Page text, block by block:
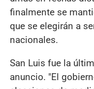
finalmente se
que se elegirán a
nacionales.
San Luis fue la
anuncio. "El